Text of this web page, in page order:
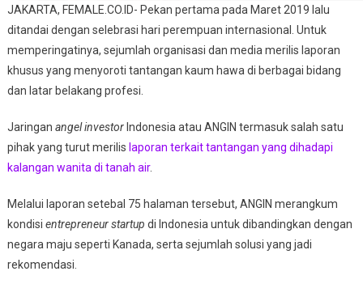
JAKARTA, FEMALE.CO.ID- Pekan pertama pada Maret 2019 lalu
ditandai dengan selebrasi hari perempuan internasional. Untuk
memperingatinya, sejumlah organisasi dan media merilis laporan
khusus yang menyoroti tantangan kaum hawa di berbagai bidang
dan latar belakang profesi.
Jaringan angel investorIndonesia atau ANGIN termasuk salah satu
pihak yang turut merilis laporan terkait tantangan yang dihadapi
kalangan wanita di tanah air.
Melalui laporan setebal 75 halaman tersebut, ANGIN merangkum
kondisi entrepreneur startup di Indonesia untuk dibandingkan dengan
negara maju seperti Kanada, serta sejumlah solusi yang jadi
rekomendasi.